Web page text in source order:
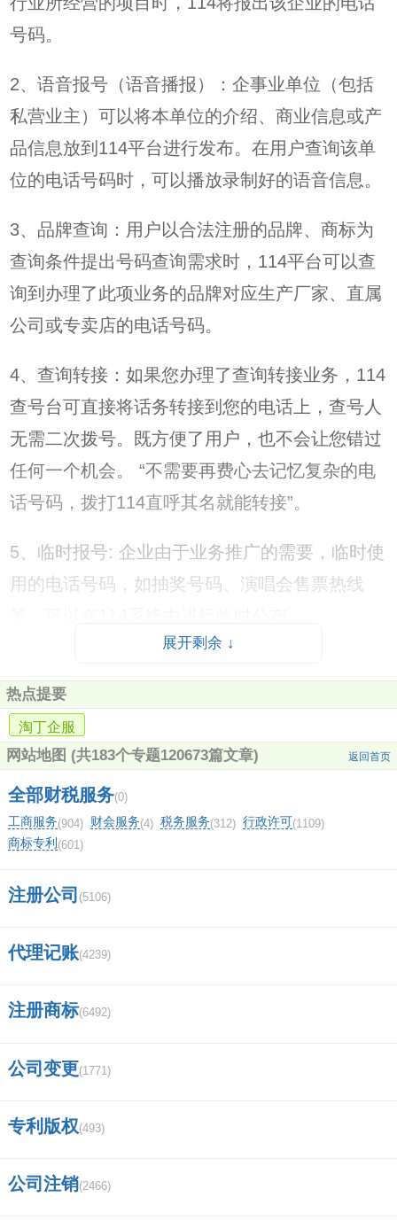
号码。
2、语音报号（语音播报）：企事业单位（包括
私营业主）可以将本单位的介绍、商业信息或产
品信息放到114平台进行发布。在用户查询该单
位的电话号码时，可以播放录制好的语音信息。
3、品牌查询：用户以合法注册的品牌、商标为
查询条件提出号码查询需求时，114平台可以查
询到办理了此项业务的品牌对应生产厂家、直属
公司或专卖店的电话号码。
4、查询转接：如果您办理了查询转接业务，114
查号台可直接将话务转接到您的电话上，查号人
无需二次拨号。既方便了用户，也不会让您错过
任何一个机会。 “不需要再费心去记忆复杂的电
话号码，拨打114直呼其名就能转接”。
5、临时报号: 企业由于业务推广的需要，临时使
用的电话号码，如抽奖号码、演唱会售票热线
国际商标如何查询？
中细软商标注册靠不靠谱？
jomuvvon洁具是什么牌子？
tb专柜哪里有？
国家商标网查询？
拿到了商标受理通知书，可是在商标网上查
不到？
只知道商标，怎么查询公司名称？
苹果手机更新失败屏幕老显示苹果商标怎
展开剩余 ↓
热点提要
淘丁企服
网站地图 (共183个专题120673篇文章) 返回首页
全部财税服务(0)
工商服务(904) 财会服务(4) 税务服务(312) 行政许可(1109)
商标专利 (601)
注册公司 (5106)
代理记账(4239)
注册商标(6492)
公司变更(1771)
专利版权(493)
公司注销(2466)